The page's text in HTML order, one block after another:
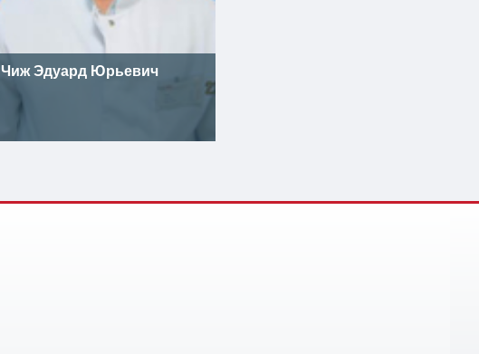
Чиж Эдуард Юрьевич